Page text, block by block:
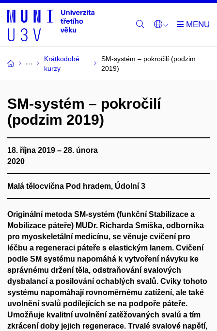
Krátkodobé
kurzy
SM-systém – pokročilí (podzim
2019)
SM-systém – pokročilí
(podzim 2019)
18. října 2019 – 28. února
2020
Malá tělocvična Pod hradem, Údolní 3
Originální metoda SM-systém (funkční Stabilizace a
Mobilizace páteře) MUDr. Richarda Smíška, odborníka
pro myoskeletální medicínu, se věnuje cvičení pro
léčbu a regeneraci páteře s elastickým lanem. Cvičení
podle SM systému napomáhá k vytvoření návyku ke
správnému držení těla, odstraňování svalových
dysbalancí a posilování ochablých svalů. Cviky tohoto
systému napomáhají rovnoměrnému zatížení, ale také
uvolnění svalů podílejících se na podpoře páteře.
Umožňuje kvalitní uvolnění zatěžovaných svalů a tím
zkrácení doby jejich regenerace. Trvalé svalové napětí,